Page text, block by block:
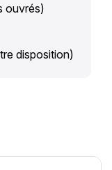
ouvrés)
disposition)